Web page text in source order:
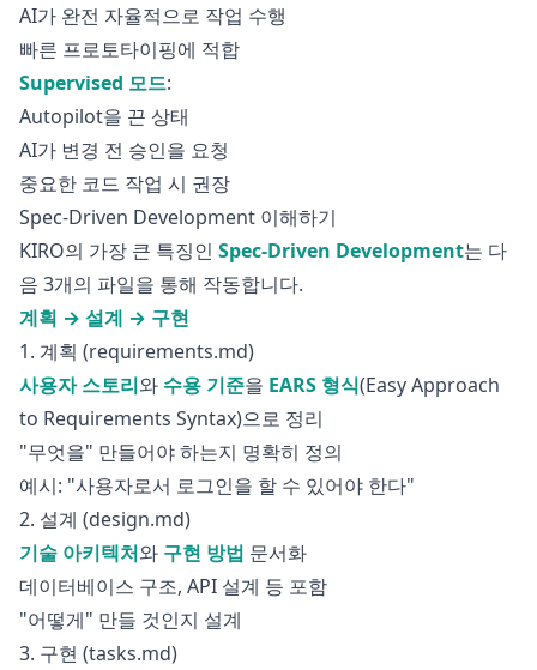
AI가 완전 자율적으로 작업 수행
빠른 프로토타이핑에 적합
Supervised 모드:
Autopilot을 끈 상태
AI가 변경 전 승인을 요청
중요한 코드 작업 시 권장
Spec-Driven Development 이해하기
KIRO의 가장 큰 특징인 Spec-Driven Development는 다
음 3개의 파일을 통해 작동합니다.
계획 → 설계 → 구현
1. 계획 (requirements.md)
사용자 스토리와 수용 기준을 EARS 형식(Easy Approach
to Requirements Syntax)으로 정리
"무엇을" 만들어야 하는지 명확히 정의
예시: "사용자로서 로그인을 할 수 있어야 한다"
2. 설계 (design.md)
기술 아키텍처와 구현 방법 문서화
데이터베이스 구조, API 설계 등 포함
"어떻게" 만들 것인지 설계
3. 구현 (tasks.md)